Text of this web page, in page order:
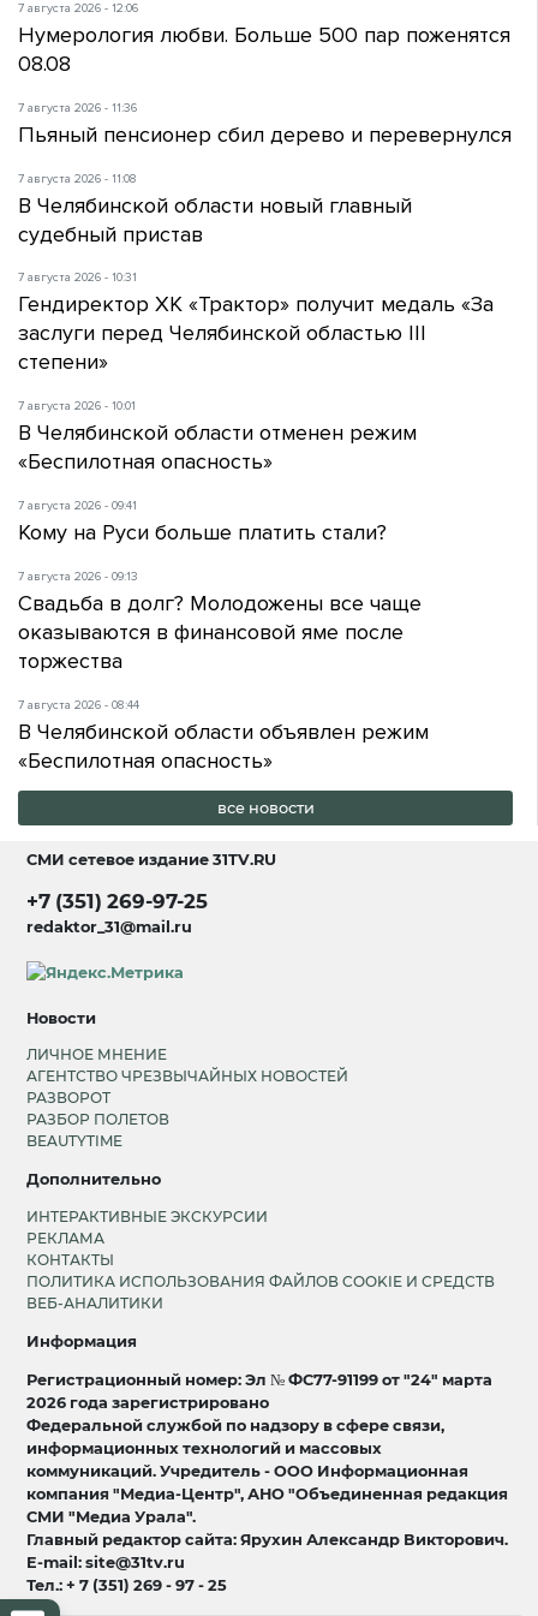
7 августа 2026 - 12:06
Нумерология любви. Больше 500 пар поженятся
08.08
7 августа 2026 - 11:36
Пьяный пенсионер сбил дерево и перевернулся
7 августа 2026 - 11:08
В Челябинской области новый главный
судебный пристав
7 августа 2026 - 10:31
Гендиректор ХК «Трактор» получит медаль «За
заслуги перед Челябинской областью III
степени»
7 августа 2026 - 10:01
В Челябинской области отменен режим
«Беспилотная опасность»
7 августа 2026 - 09:41
Кому на Руси больше платить стали?
7 августа 2026 - 09:13
Свадьба в долг? Молодожены все чаще
оказываются в финансовой яме после
торжества
7 августа 2026 - 08:44
В Челябинской области объявлен режим
«Беспилотная опасность»
все новости
СМИ сетевое издание31TV.RU
+7 (351) 269-97-25
redaktor_31@mail.ru
Новости
ЛИЧНОЕ МНЕНИЕ
АГЕНТСТВО ЧРЕЗВЫЧАЙНЫХ НОВОСТЕЙ
РАЗВОРОТ
РАЗБОР ПОЛЕТОВ
BEAUTYTIME
Дополнительно
ИНТЕРАКТИВНЫЕ ЭКСКУРСИИ
РЕКЛАМА
КОНТАКТЫ
ПОЛИТИКА ИСПОЛЬЗОВАНИЯ ФАЙЛОВ COOKIE И СРЕДСТВ
ВЕБ-АНАЛИТИКИ
Информация
Регистрационный номер: Эл № ФС77-91199 от "24" марта
2026 года зарегистрировано
Федеральной службой по надзору в сфере связи,
информационных технологий и массовых
коммуникаций. Учредитель - ООО Информационная
компания "Медиа-Центр", АНО "Объединенная редакция
СМИ "Медиа Урала".
Главный редактор сайта: Ярухин Александр Викторович.
E-mail: site@31tv.ru
Тел.: + 7 (351) 269 - 97 - 25
18+